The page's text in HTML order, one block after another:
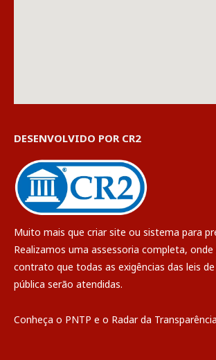
DESENVOLVIDO POR CR2
Muito mais que criar site ou sistema para
Realizamos uma assessoria completa,
contrato que todas as exigências das leis
pública serão atendidas.
Conheça o PNTP e o Radar da